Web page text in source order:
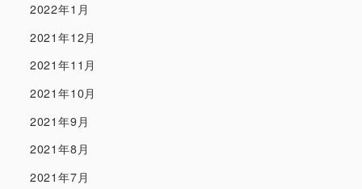
2022年1月
2021年12月
2021年11月
2021年10月
2021年9月
2021年8月
2021年7月